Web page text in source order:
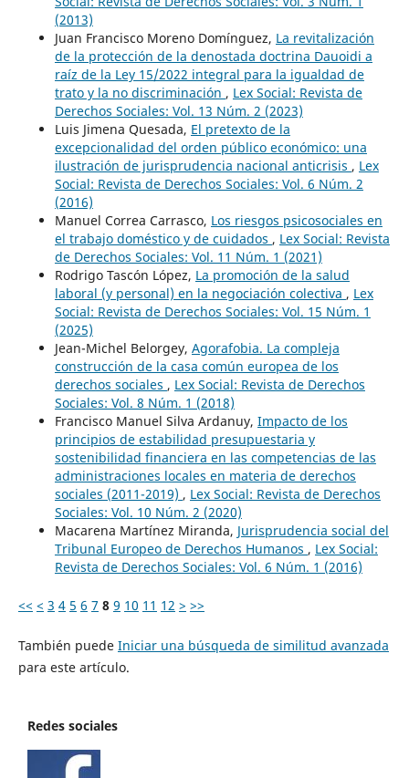
(2013)
Juan Francisco Moreno Domínguez, La revitalización
de la protección de la denostada doctrina Dauoidi a
raíz de la Ley 15/2022 integral para la igualdad de
trato y la no discriminación , Lex Social: Revista de
Derechos Sociales: Vol. 13 Núm. 2 (2023)
Luis Jimena Quesada, El pretexto de la
excepcionalidad del orden público económico: una
ilustración de jurisprudencia nacional anticrisis , Lex
Social: Revista de Derechos Sociales: Vol. 6 Núm. 2
(2016)
Manuel Correa Carrasco, Los riesgos psicosociales en
el trabajo doméstico y de cuidados , Lex Social: Revista
de Derechos Sociales: Vol. 11 Núm. 1 (2021)
Rodrigo Tascón López, La promoción de la salud
laboral (y personal) en la negociación colectiva , Lex
Social: Revista de Derechos Sociales: Vol. 15 Núm. 1
(2025)
Jean-Michel Belorgey, Agorafobia. La compleja
construcción de la casa común europea de los
derechos sociales , Lex Social: Revista de Derechos
Sociales: Vol. 8 Núm. 1 (2018)
Francisco Manuel Silva Ardanuy, Impacto de los
principios de estabilidad presupuestaria y
sostenibilidad financiera en las competencias de las
administraciones locales en materia de derechos
sociales (2011-2019) , Lex Social: Revista de Derechos
Sociales: Vol. 10 Núm. 2 (2020)
Macarena Martínez Miranda, Jurisprudencia social del
Tribunal Europeo de Derechos Humanos , Lex Social:
Revista de Derechos Sociales: Vol. 6 Núm. 1 (2016)
<< < 3 4 5 6 7 8 9 10 11 12 > >>
También puede Iniciar una búsqueda de similitud avanzada
para este artículo.
Redes sociales